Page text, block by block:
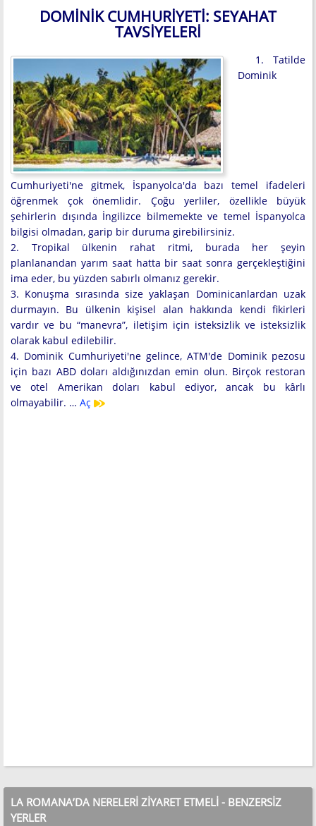
DOMINIK CUMHURIYETI: SEYAHAT
TAVSIYELERI
1. Tatilde
Dominik
Cumhuriyeti'ne gitmek, İspanyolca'da bazı temel ifadeleri
öğrenmek çok önemlidir. Çoğu yerliler, özellikle büyük
şehirlerin dışında İngilizce bilmemekte ve temel İspanyolca
bilgisi olmadan, garip bir duruma girebilirsiniz.
2. Tropikal ülkenin rahat ritmi, burada her şeyin
planlanandan yarım saat hatta bir saat sonra gerçekleştiğini
ima eder, bu yüzden sabırlı olmanız gerekir.
3. Konuşma sırasında size yaklaşan Dominicanlardan uzak
durmayın. Bu ülkenin kişisel alan hakkında kendi fikirleri
vardır ve bu “manevra”, iletişim için isteksizlik ve isteksizlik
olarak kabul edilebilir.
4. Dominik Cumhuriyeti'ne gelince, ATM'de Dominik pezosu
için bazı ABD doları aldığınızdan emin olun. Birçok restoran
ve otel Amerikan doları kabul ediyor, ancak bu kârlı
olmayabilir. … Aç
LA ROMANA’DA NERELERI ZIYARET ETMELI - BENZERSIZ
YERLER